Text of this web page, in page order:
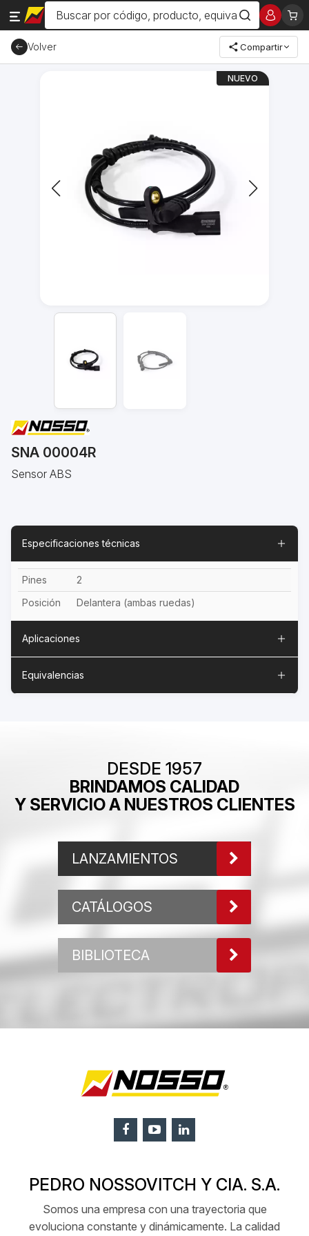
Volver Compartir
NUEVO
SNA 00004R
Sensor ABS
Especificaciones técnicas
Pines
2
Posición
Delantera (ambas ruedas)
Aplicaciones
Equivalencias
DESDE 1957
BRINDAMOS CALIDAD
Y SERVICIO A NUESTROS CLIENTES
LANZAMIENTOS
CATÁLOGOS
BIBLIOTECA
PEDRO NOSSOVITCH Y CIA. S.A.
Somos una empresa con una trayectoria que
evoluciona constante y dinámicamente. La calidad